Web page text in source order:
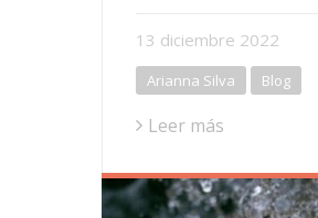
13 diciembre 2022
Arianna Silva Blog
Leer más